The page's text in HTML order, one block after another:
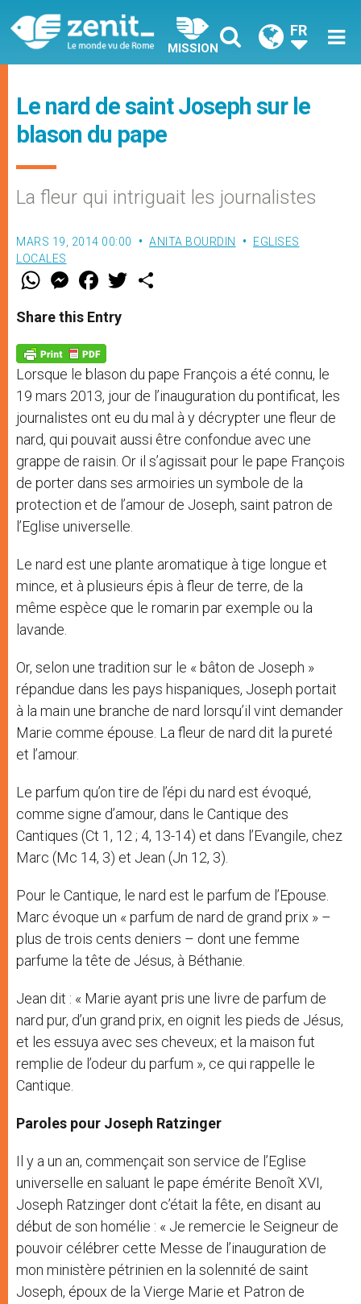
MISSION
FR
Le nard de saint Joseph sur le
blason du pape
La fleur qui intriguait les journalistes
MARS 19, 2014 00:00 ANITA BOURDIN
EGLISES
LOCALES
W
t
s
p
p
M
e
s
e
g
e
r
F
a
e
b
o
k
w
Share this Entry
Lorsque le blason du pape François a été connu, le
19 mars 2013, jour de l’inauguration du pontificat, les
journalistes ont eu du mal à y décrypter une fleur de
nard, qui pouvait aussi être confondue avec une
grappe de raisin. Or il s’agissait pour le pape François
de porter dans ses armoiries un symbole de la
protection et de l’amour de Joseph, saint patron de
l’Eglise universelle.
Le nard est une plante aromatique à tige longue et
mince, et à plusieurs épis à fleur de terre, de la
même espèce que le romarin par exemple ou la
lavande.
Or, selon une tradition sur le « bâton de Joseph »
répandue dans les pays hispaniques, Joseph portait
à la main une branche de nard lorsqu’il vint demander
Marie comme épouse. La fleur de nard dit la pureté
et l’amour.
Le parfum qu’on tire de l’épi du nard est évoqué,
comme signe d’amour, dans le Cantique des
Cantiques (Ct 1, 12 ; 4, 13-14) et dans l’Evangile, chez
Marc (Mc 14, 3) et Jean (Jn 12, 3).
Pour le Cantique, le nard est le parfum de l’Epouse.
Marc évoque un « parfum de nard de grand prix » –
plus de trois cents deniers – dont une femme
parfume la tête de Jésus, à Béthanie.
Jean dit : « Marie ayant pris une livre de parfum de
nard pur, d’un grand prix, en oignit les pieds de Jésus,
et les essuya avec ses cheveux; et la maison fut
remplie de l’odeur du parfum », ce qui rappelle le
Cantique.
Paroles pour Joseph Ratzinger
Il y a un an, commençait son service de l’Eglise
universelle en saluant le pape émérite Benoît XVI,
Joseph Ratzinger dont c’était la fête, en disant au
début de son homélie : « Je remercie le Seigneur de
pouvoir célébrer cette Messe de l’inauguration de
mon ministère pétrinien en la solennité de saint
Joseph, époux de la Vierge Marie et Patron de